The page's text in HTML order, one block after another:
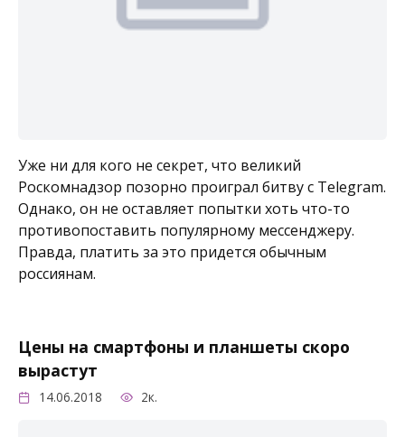
Уже ни для кого не секрет, что великий
Роскомнадзор позорно проиграл битву с Telegram.
Однако, он не оставляет попытки хоть что-то
противопоставить популярному мессенджеру.
Правда, платить за это придется обычным
россиянам.
Цены на смартфоны и планшеты скоро
вырастут
14.06.2018 2к.